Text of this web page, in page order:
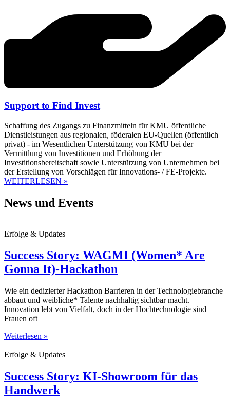
Support to Find Invest
Schaffung des Zugangs zu Finanzmitteln für KMU öffentliche
Dienstleistungen aus regionalen, föderalen EU-Quellen (öffentlich
privat) - im Wesentlichen Unterstützung von KMU bei der
Vermittlung von Investitionen und Erhöhung der
Investitionsbereitschaft sowie Unterstützung von Unternehmen bei
der Erstellung von Vorschlägen für Innovations- / FE-Projekte.
WEITERLESEN »
News und Events
Erfolge & Updates
Success Story: WAGMI (Women* Are
Gonna It)-Hackathon
Wie ein dedizierter Hackathon Barrieren in der Technologiebranche
abbaut und weibliche* Talente nachhaltig sichtbar macht.
Innovation lebt von Vielfalt, doch in der Hochtechnologie sind
Frauen oft
Weiterlesen »
Erfolge & Updates
Success Story: KI-Showroom für das
Handwerk